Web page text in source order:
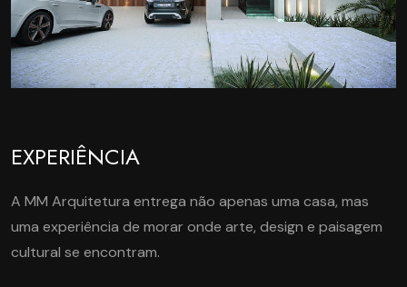
EXPERIÊNCIA
A MM Arquitetura entrega não apenas uma casa, mas
uma experiência de morar onde arte, design e paisagem
cultural se encontram.